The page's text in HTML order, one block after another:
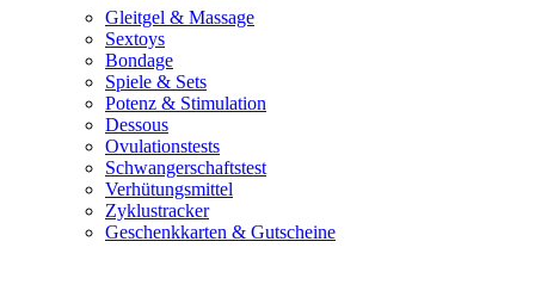
Gleitgel & Massage
Sextoys
Bondage
Spiele & Sets
Potenz & Stimulation
Dessous
Ovulationstests
Schwangerschaftstest
Verhütungsmittel
Zyklustracker
Geschenkkarten & Gutscheine